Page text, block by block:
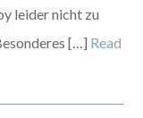
leider nicht zu
[…] Read